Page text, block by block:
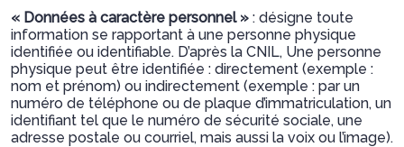
« Données à caractère personnel » : désigne toute
information se rapportant à une personne physique
identifiée ou identifiable. D’après la CNIL, Une personne
physique peut être identifiée : directement (exemple :
nom et prénom) ou indirectement (exemple : par un
numéro de téléphone ou de plaque d’immatriculation, un
identifiant tel que le numéro de sécurité sociale, une
adresse postale ou courriel, mais aussi la voix ou l’image).